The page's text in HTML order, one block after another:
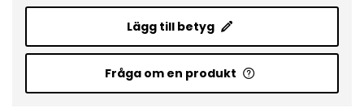
Lägg till betyg
Fråga om en produkt